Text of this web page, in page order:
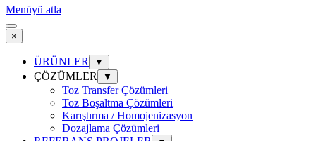
Menüyü atla
×
ÜRÜNLER ▼
ÇÖZÜMLER ▼
Toz Transfer Çözümleri
Toz Boşaltma Çözümleri
Karıştırma / Homojenizasyon
Dozajlama Çözümleri